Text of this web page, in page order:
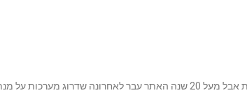
על מנת שכל